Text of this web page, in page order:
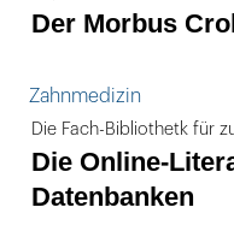
Der Morbus
Zahnmedizin
Die Fach-Bibliothetk für
Die Online-
Datenbanken